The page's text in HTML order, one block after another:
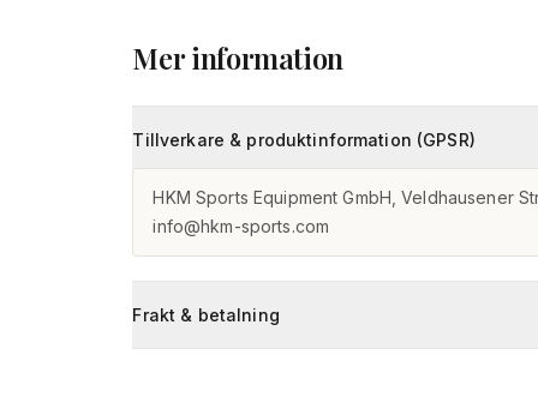
Mer information
Tillverkare & produktinformation (GPSR)
HKM Sports Equipment GmbH, Veldhausener
info@hkm-sports.com
Frakt & betalning